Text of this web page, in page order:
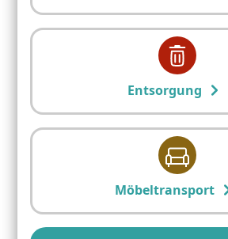
Entsorgung
Möbeltransport